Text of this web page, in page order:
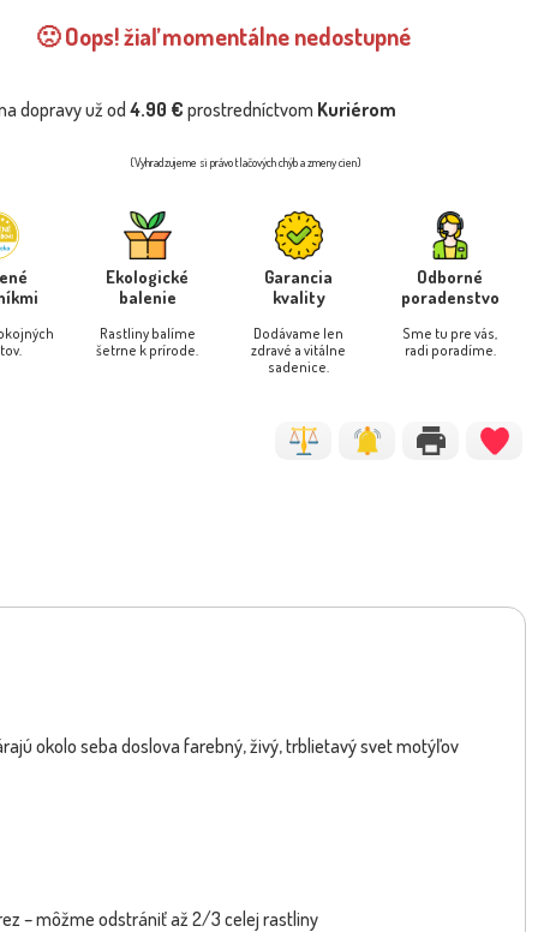
🙁 Oops! žiaľ momentálne nedostupné
dopravy už od4.90 € prostredníctvom Kuriérom
(Vyhradzujeme si právo tlačových chýb a zmeny cien)
Ekologické
balenie
Rastliny balíme
šetrne k prírode.
Garancia
kvality
Dodávame len
zdravé a vitálne
sadenice.
Odborné
poradenstvo
Sme tu pre vás,
radi poradíme.
okolo seba doslova farebný, živý, trblietavý svet motýľov
– môžme odstrániť až 2/3 celej rastliny